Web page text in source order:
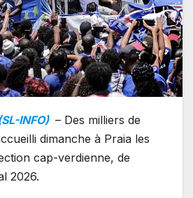
INFO) – Des milliers de
dimanche à Praia les
cap-verdienne, de
2026.